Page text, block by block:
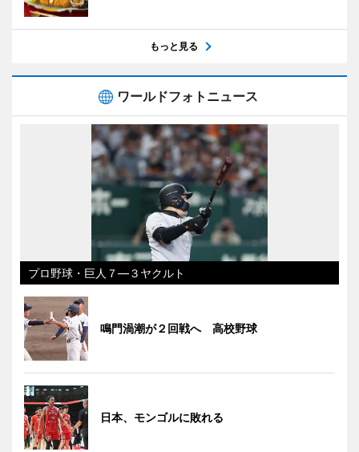
もっと見る
ワールドフォトニュース
プロ野球・巨人７―３ヤクルト
鳴門渦潮が２回戦へ 高校野球
日本、モンゴルに敗れる